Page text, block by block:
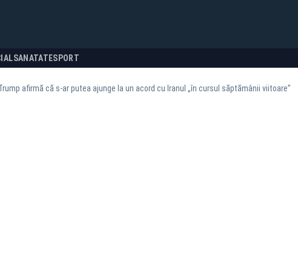
SANATATESPORT
afirmă că s-ar putea ajunge la un acord cu Iranul „în cursul săptămânii viitoare”